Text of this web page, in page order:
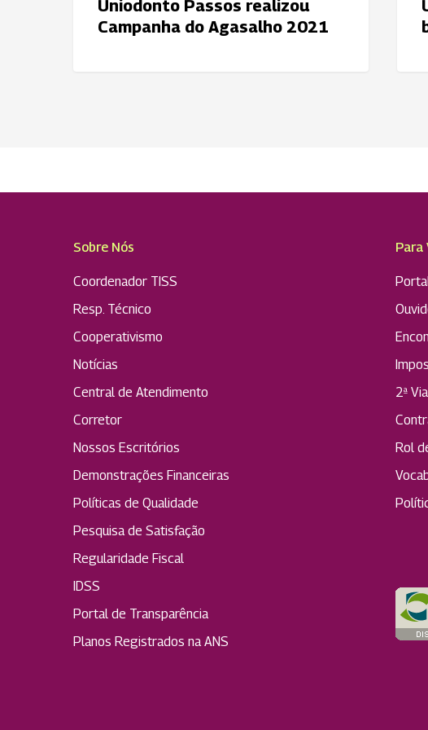
Uniodonto Passos realizou
Campanha do Agasalho 2021
Sobre Nós
Coordenador TISS
Resp. Técnico
Cooperativismo
Notícias
Central de Atendimento
Corretor
Nossos Escritórios
Demonstrações Financeiras
Políticas de Qualidade
Pesquisa de Satisfação
Regularidade Fiscal
IDSS
Portal de Transparência
Planos Registrados na ANS
Para
2ª
Rol